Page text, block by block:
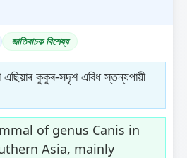
জাতিবাচক বিশেষ্য
কুকুৰ-সদৃশ এবিধ স্তন্যপায়ী
of genus Canis in
Asia, mainly